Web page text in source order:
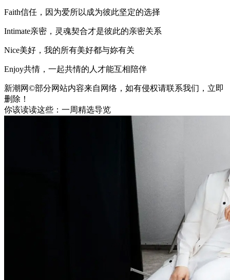
Faith信任，因为爱所以成为彼此坚定的选择
Intimate亲密，灵魂契合才是彼此的亲密关系
Nice美好，我的所有美好都与妳有关
Enjoy共情，一起共情的人才能互相陪伴
新潮网©部分网站内容来自网络，如有侵权请联系我们，立即
删除！
你该读读这些：一周精选导览